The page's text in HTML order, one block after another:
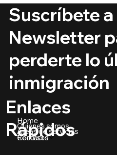
DACA?
Suscríbete
Newsletter
perderte lo
inmigración
Enlaces
Rápidos
Home
Quiénes somos
Áreas de servicios
Recursos
Contacto